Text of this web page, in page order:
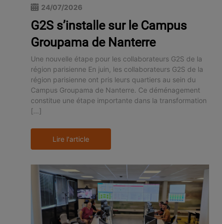
24/07/2026
G2S s’installe sur le Campus
Groupama de Nanterre
Une nouvelle étape pour les collaborateurs G2S de la
région parisienne En juin, les collaborateurs G2S de la
région parisienne ont pris leurs quartiers au sein du
Campus Groupama de Nanterre. Ce déménagement
constitue une étape importante dans la transformation
[…]
Lire l'article